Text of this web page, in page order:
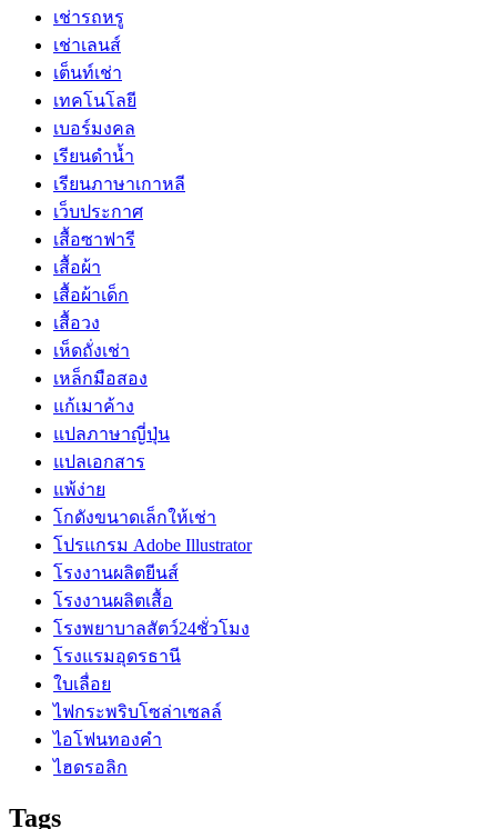
เช่ารถหรู
เช่าเลนส์
เต็นท์เช่า
เทคโนโลยี
เบอร์มงคล
เรียนดำน้ำ
เรียนภาษาเกาหลี
เว็บประกาศ
เสื้อซาฟารี
เสื้อผ้า
เสื้อผ้าเด็ก
เสื้อวง
เห็ดถั่งเช่า
เหล็กมือสอง
แก้เมาค้าง
แปลภาษาญี่ปุ่น
แปลเอกสาร
แพ้ง่าย
โกดังขนาดเล็กให้เช่า
โปรแกรม Adobe Illustrator
โรงงานผลิตยีนส์
โรงงานผลิตเสื้อ
โรงพยาบาลสัตว์24ชั่วโมง
โรงแรมอุดรธานี
ใบเลื่อย
ไฟกระพริบโซล่าเซลล์
ไอโฟนทองคำ
ไฮดรอลิก
Tags